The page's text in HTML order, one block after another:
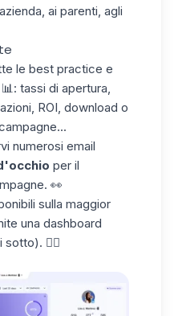
ai parenti, agli
le best practice e
📊: tassi di apertura,
ROI, download o
numerosi email
per il
👀
sulla maggior
una dashboard
👇🏼